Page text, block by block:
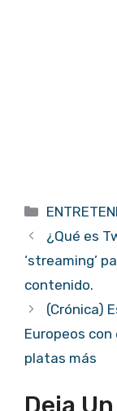
Categorías
¿Qué es
‘streaming’
contenido.
(Crónica)
Europeos con
platas más